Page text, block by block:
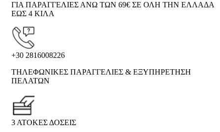
ΓΙΑ ΠΑΡΑΓΓΕΛΙΕΣ ΑΝΩ ΤΩΝ 69€ ΣΕ ΟΛΗ ΤΗΝ ΕΛΛΑΔΑ
ΕΩΣ 4 ΚΙΛΑ
+30 2816008226
ΤΗΛΕΦΩΝΙΚΕΣ ΠΑΡΑΓΓΕΛΙΕΣ & ΕΞΥΠΗΡΕΤΗΣΗ
ΠΕΛΑΤΩΝ
3 ΑΤΟΚΕΣ ΔΟΣΕΙΣ